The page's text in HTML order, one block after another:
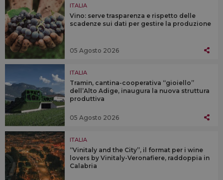
ITALIA
Vino: serve trasparenza e rispetto delle
scadenze sui dati per gestire la produzione
05 Agosto 2026
ITALIA
Tramin, cantina-cooperativa “gioiello”
dell’Alto Adige, inaugura la nuova struttura
produttiva
05 Agosto 2026
ITALIA
“Vinitaly and the City”, il format per i wine
lovers by Vinitaly-Veronafiere, raddoppia in
Calabria